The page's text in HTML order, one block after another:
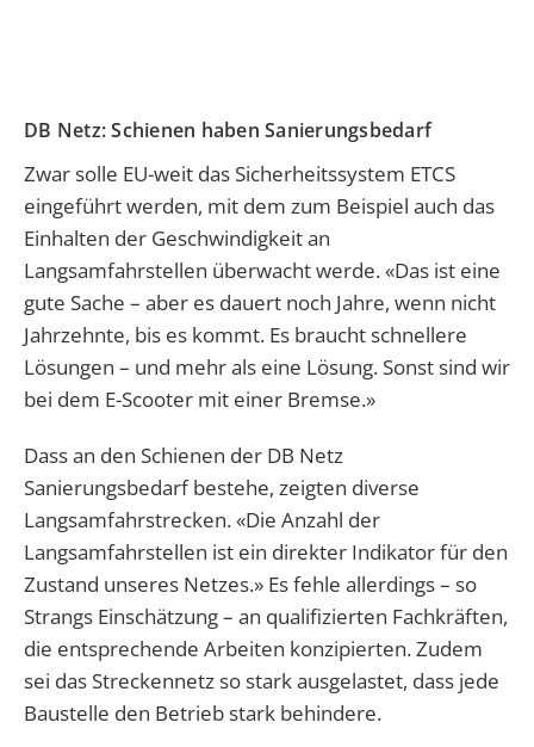
DB Netz: Schienen haben Sanierungsbedarf
Zwar solle EU-weit das Sicherheitssystem ETCS
eingeführt werden, mit dem zum Beispiel auch das
Einhalten der Geschwindigkeit an
Langsamfahrstellen überwacht werde. «Das ist eine
gute Sache – aber es dauert noch Jahre, wenn nicht
Jahrzehnte, bis es kommt. Es braucht schnellere
Lösungen – und mehr als eine Lösung. Sonst sind wir
bei dem E-Scooter mit einer Bremse.»
Dass an den Schienen der DB Netz
Sanierungsbedarf bestehe, zeigten diverse
Langsamfahrstrecken. «Die Anzahl der
Langsamfahrstellen ist ein direkter Indikator für den
Zustand unseres Netzes.» Es fehle allerdings – so
Strangs Einschätzung – an qualifizierten Fachkräften,
die entsprechende Arbeiten konzipierten. Zudem
sei das Streckennetz so stark ausgelastet, dass jede
Baustelle den Betrieb stark behindere.